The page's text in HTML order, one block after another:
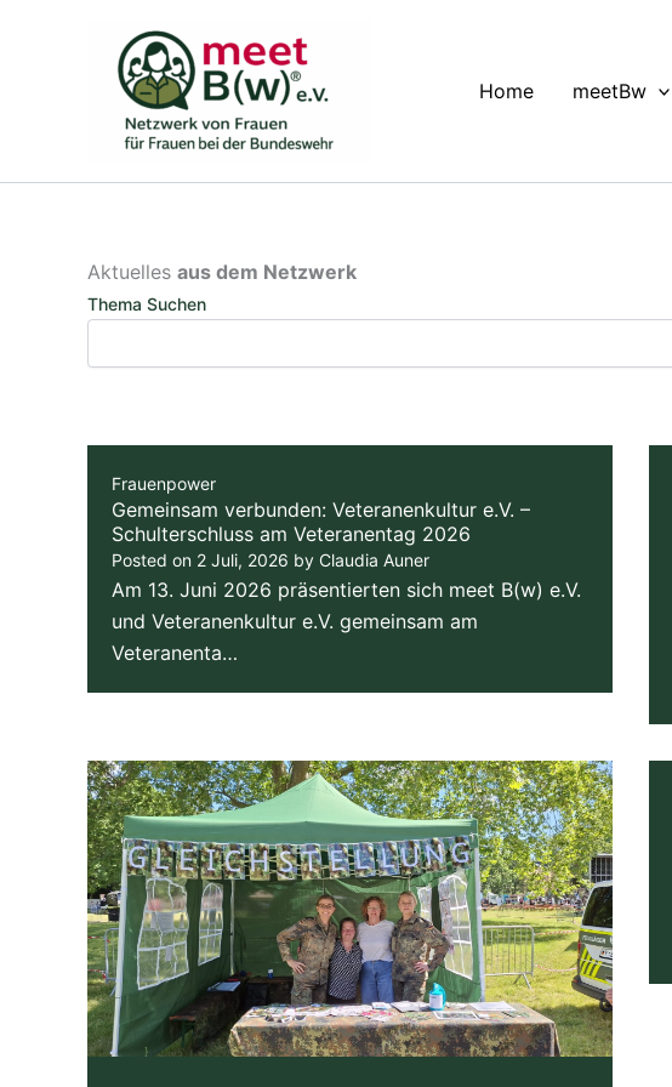
Home meetBw
Aktuelles aus dem Netzwerk
Thema Suchen
Frauenpower
Gemeinsam verbunden: Veteranenkultur e.V. –
Schulterschluss am Veteranentag 2026
Posted on 2 Juli, 2026 by Claudia Auner
Am 13. Juni 2026 präsentierten sich meet B(w) e.V.
und Veteranenkultur e.V. gemeinsam am
Veteranenta…